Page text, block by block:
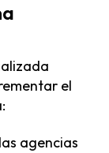
el
agencias